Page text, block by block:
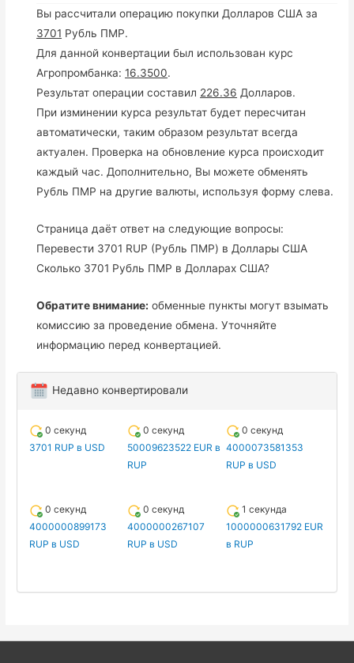
Вы рассчитали операцию покупки Долларов США за
3701 Рубль ПМР.
Для данной конвертации был использован курс
Агропромбанка:16.3500.
Результат операции составил 226.36 Долларов.
При изминении курса результат будет пересчитан
автоматически, таким образом результат всегда
актуален. Проверка на обновление курса происходит
каждый час. Дополнительно, Вы можете обменять
Рубль ПМР на другие валюты, используя форму слева.
Страница даёт ответ на следующие вопросы:
Перевести 3701 RUP (Рубль ПМР) в Доллары США
Сколько 3701 Рубль ПМР в Долларах США?
Обратите внимание: обменные пункты могут взымать
комиссию за проведение обмена. Уточняйте
информацию перед конвертацией.
Недавно конвертировали
0 секунд
3701 RUP в USD
0 секунд
50009623522 EUR в
RUP
0 секунд
4000073581353
RUP в USD
0 секунд
4000000899173
RUP в USD
0 секунд
4000000267107
RUP в USD
1 секунда
1000000631792 EUR
в RUP